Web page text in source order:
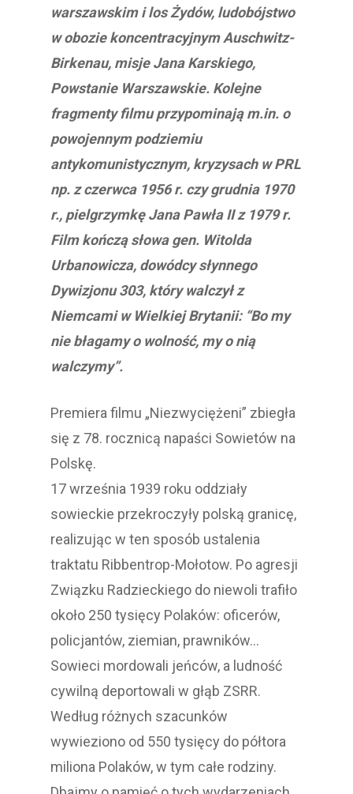
warszawskim i los Żydów, ludobójstwo
w obozie koncentracyjnym Auschwitz-
Birkenau, misje Jana Karskiego,
Powstanie Warszawskie. Kolejne
fragmenty filmu przypominają m.in. o
powojennym podziemiu
antykomunistycznym, kryzysach w PRL
np. z czerwca 1956 r. czy grudnia 1970
r., pielgrzymkę Jana Pawła II z 1979 r.
Film kończą słowa gen. Witolda
Urbanowicza, dowódcy słynnego
Dywizjonu 303, który walczył z
Niemcami w Wielkiej Brytanii: “Bo my
nie błagamy o wolność, my o nią
walczymy”.
Premiera filmu „Niezwyciężeni” zbiegła
się z 78. rocznicą napaści Sowietów na
Polskę.
17 września 1939 roku oddziały
sowieckie przekroczyły polską granicę,
realizując w ten sposób ustalenia
traktatu Ribbentrop-Mołotow. Po agresji
Związku Radzieckiego do niewoli trafiło
około 250 tysięcy Polaków: oficerów,
policjantów, ziemian, prawników…
Sowieci mordowali jeńców, a ludność
cywilną deportowali w głąb ZSRR.
Według różnych szacunków
wywieziono od 550 tysięcy do półtora
miliona Polaków, w tym całe rodziny.